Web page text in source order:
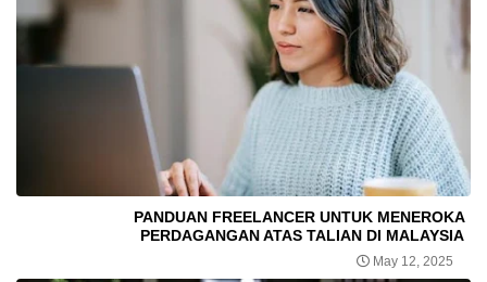
PANDUAN FREELANCER UNTUK MENEROKA
PERDAGANGAN ATAS TALIAN DI MALAYSIA
May 12, 2025